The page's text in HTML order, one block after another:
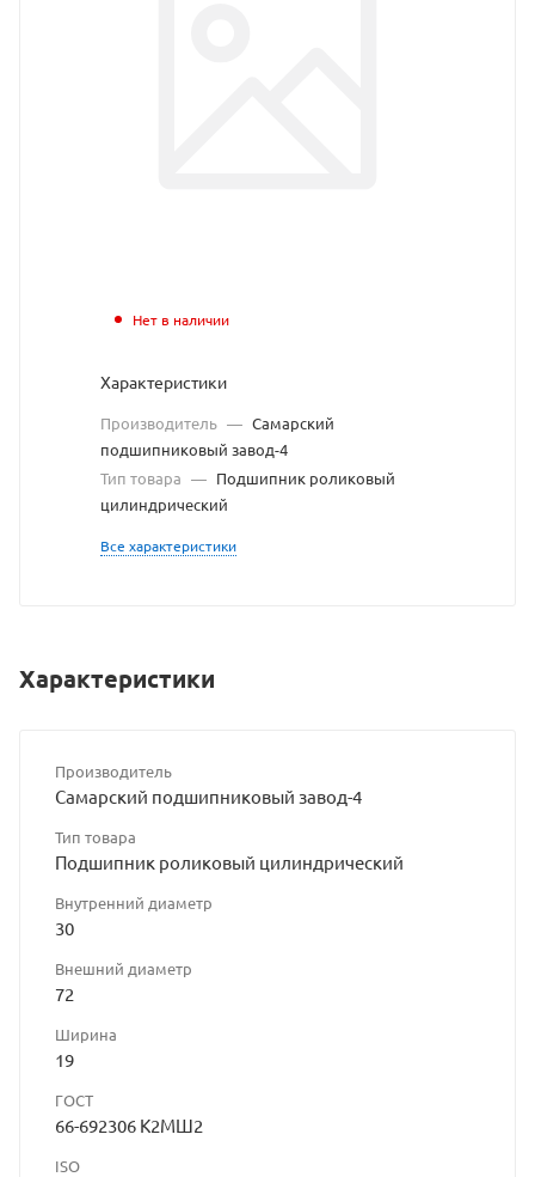
Нет в наличии
Характеристики
Производитель — Самарский
подшипниковый завод-4
Тип товара — Подшипник роликовый
цилиндрический
Все характеристики
Характеристики
Производитель
Самарский подшипниковый завод-4
Тип товара
Подшипник роликовый цилиндрический
Внутренний диаметр
30
Внешний диаметр
72
Ширина
19
ГОСТ
66-692306 К2МШ2
ISO